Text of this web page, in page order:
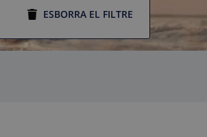
ESBORRA EL FILTRE